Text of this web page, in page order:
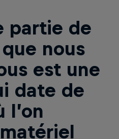
partie de
nous
est une
date de
l’on